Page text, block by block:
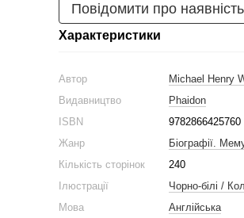
Повідомити про наявність
Характеристики
Автор
Michael Henry
Видавництво
Phaidon
ISBN
9782866425760
Жанр
Біографії.
Кількість сторінок
240
Ілюстрації
Чорно-білі /
Мова
Англійська